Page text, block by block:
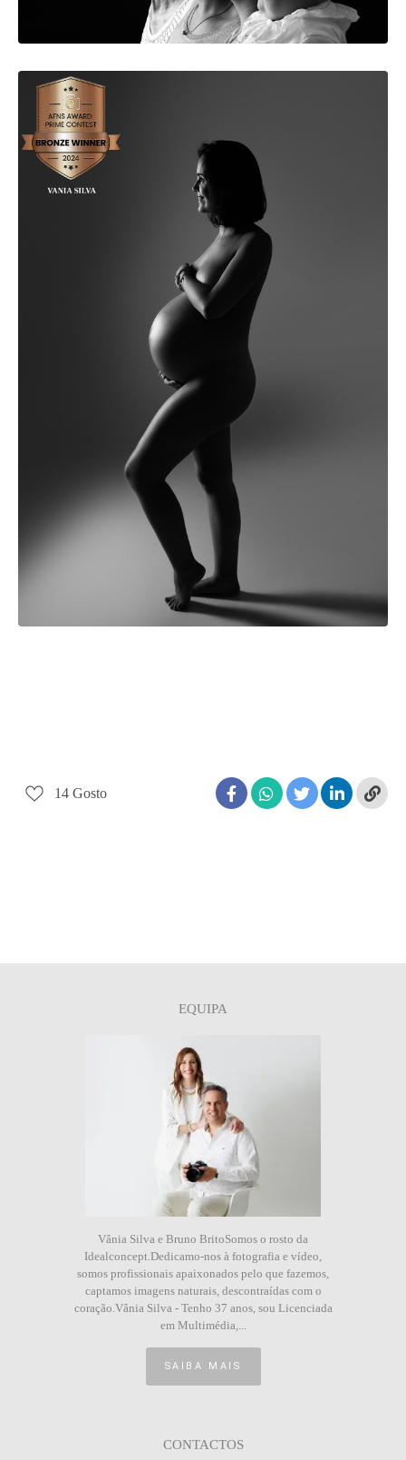
14 Gosto
EQUIPA
Vânia Silva e Bruno BritoSomos o rosto da
Idealconcept.Dedicamo-nos à fotografia e vídeo,
somos profissionais apaixonados pelo que fazemos,
captamos imagens naturais, descontraídas com o
coração.Vânia Silva - Tenho 37 anos, sou Licenciada
em Multimédia,...
SAIBA MAIS
CONTACTOS